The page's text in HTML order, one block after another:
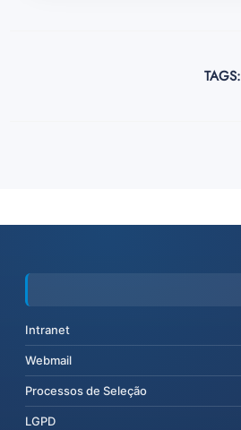
TAGS:
Intranet
Webmail
Processos de Seleção
LGPD